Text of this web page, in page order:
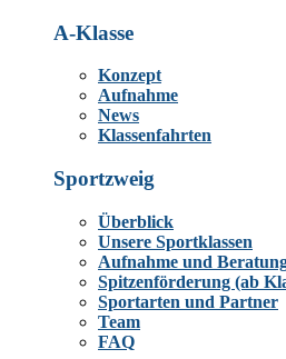
A-Klasse
Konzept
Aufnahme
News
Klassenfahrten
Sportzweig
Überblick
Unsere Sportklassen
Aufnahme und
Spitzenförderung (ab
Sportarten und Partner
Team
FAQ